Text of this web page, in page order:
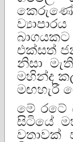
කෙරුණේ
එක්සත්
නිසා
මහින්ද
මඟහැරී
මේ
සිටියේ
වතාවක්